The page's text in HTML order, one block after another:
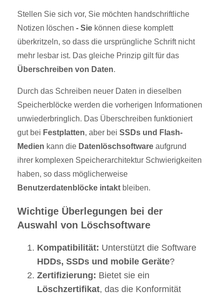
Stellen Sie sich vor, Sie möchten handschriftliche
Notizen löschen - Sie können diese komplett
überkritzeln, so dass die ursprüngliche Schrift nicht
mehr lesbar ist. Das gleiche Prinzip gilt für das
Überschreiben von Daten.
Durch das Schreiben neuer Daten in dieselben
Speicherblöcke werden die vorherigen Informationen
unwiederbringlich. Das Überschreiben funktioniert
gut bei Festplatten, aber bei SSDs und Flash-
Medien kann die Datenlöschsoftware aufgrund
ihrer komplexen Speicherarchitektur Schwierigkeiten
haben, so dass möglicherweise
Benutzerdatenblöcke intakt bleiben.
Wichtige Überlegungen bei der
Auswahl von Löschsoftware
Kompatibilität: Unterstützt die Software
HDDs, SSDs und mobile Geräte?
Zertifizierung: Bietet sie ein
Löschzertifikat, das die Konformität